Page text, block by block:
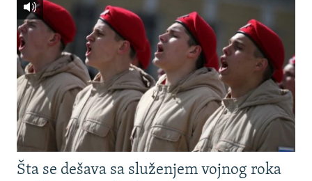
Šta se dešava sa služenjem vojnog roka